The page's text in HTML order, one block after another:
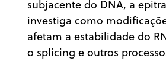
subjacente do DNA, a
investiga como
afetam a estabilidade do
o splicing e outros